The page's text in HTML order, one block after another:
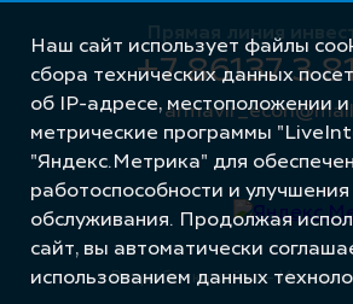
Прямая линия
+7 86137 3
Разработка сайта –
Наш сайт использует файлы
сбора технических данных
об IP-адресе, местоположении
метрические программы
"Яндекс.Метрика" для
работоспособности и улучшения
обслуживания. Продолжая
сайт, вы автоматически
использованием данных